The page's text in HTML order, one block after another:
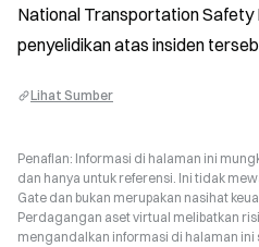
National Transportation Safety
penyelidikan atas insiden
Lihat Sumber
Penafian: Informasi di halaman ini
dan hanya untuk referensi. Ini tidak
Gate dan bukan merupakan nasihat
Perdagangan aset virtual melibatkan
mengandalkan informasi di halaman ini